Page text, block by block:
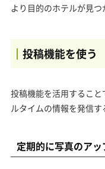
より目的のホテルが見つ
投稿機能を使う
投稿機能を活用するこ
ルタイムの情報を発信す
定期的に写真のア